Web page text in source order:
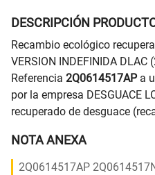
DESCRIPCIÓN
Recambio ecológico
VERSION INDEFINIDA
Referencia 2Q0614517APa
por la empresa DESGUACE
recuperado de desguace
NOTA ANEXA
2Q0614517AP